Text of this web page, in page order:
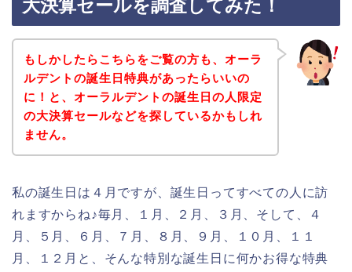
大決算セールを調査してみた！
もしかしたらこちらをご覧の方も、オーラ
ルデントの誕生日特典があったらいいの
に！と、オーラルデントの誕生日の人限定
の大決算セールなどを探しているかもしれ
ません。
私の誕生日は４月ですが、誕生日ってすべての人に訪
れますからね♪毎月、１月、２月、３月、そして、４
月、５月、６月、７月、８月、９月、１０月、１１
月、１２月と、そんな特別な誕生日に何かお得な特典